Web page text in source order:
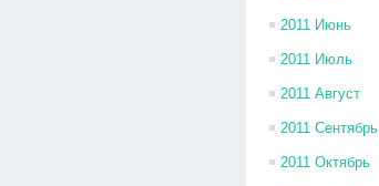
2011 Июнь
2011 Июль
2011 Август
2011 Сентябрь
2011 Октябрь